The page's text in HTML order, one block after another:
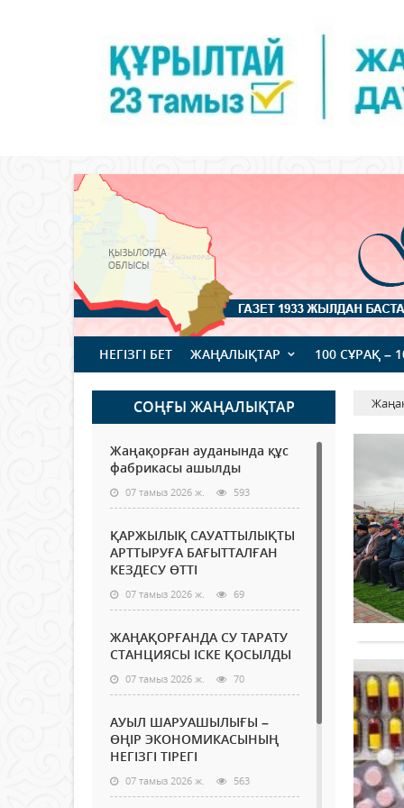
НЕГІЗГІ БЕТ ЖАҢАЛЫҚТАР 100 СҰРАҚ –
СОҢҒЫ ЖАҢАЛЫҚТАР
Жаңақорған ауданында құс
фабрикасы ашылды
07 тамыз 2026 ж. 593
ҚАРЖЫЛЫҚ САУАТТЫЛЫҚТЫ
АРТТЫРУҒА БАҒЫТТАЛҒАН
КЕЗДЕСУ ӨТТІ
07 тамыз 2026 ж. 69
ЖАҢАҚОРҒАНДА СУ ТАРАТУ
СТАНЦИЯСЫ ІСКЕ ҚОСЫЛДЫ
07 тамыз 2026 ж. 70
АУЫЛ ШАРУАШЫЛЫҒЫ –
ӨҢІР ЭКОНОМИКАСЫНЫҢ
НЕГІЗГІ ТІРЕГІ
07 тамыз 2026 ж. 563